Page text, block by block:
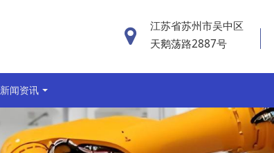
江苏省苏州市吴中区
天鹅荡路2887号
新闻资讯